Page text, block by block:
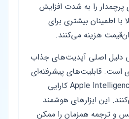
را به شدت افزایش
با اطمینان بیشتری برای
هزینه می‌کنند.
اصلی آپدیت‌های جذاب
است. قابلیت‌های پیشرفته‌ای
مثل Galaxy AI و Apple Intelligence کارایی
این ابزارهای هوشمند
و ترجمه همزمان را ممکن